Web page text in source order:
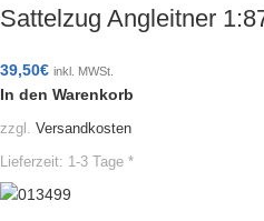
Sattelzug Angleitner
39,50€ inkl. MWSt.
In den Warenkorb
zzgl. Versandkosten
Lieferzeit: 1-3 Tage *